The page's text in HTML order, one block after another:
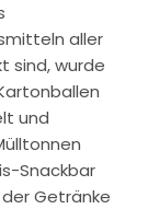
aller
sind, wurde
und
Snackbar
Getränke